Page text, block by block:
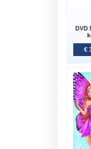
DVD
€